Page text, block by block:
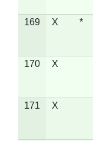
169 X *
170 X
171 X